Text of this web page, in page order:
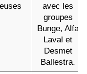
avec les
groupes
Bunge, Alfa
Laval et
Desmet
Ballestra.